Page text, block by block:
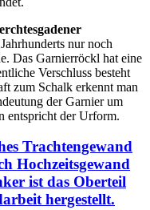
nur noch
Das Garnierröckl hat eine
Verschluss besteht
zum Schalk erkennt man
der Garnier um
entspricht der Urform.